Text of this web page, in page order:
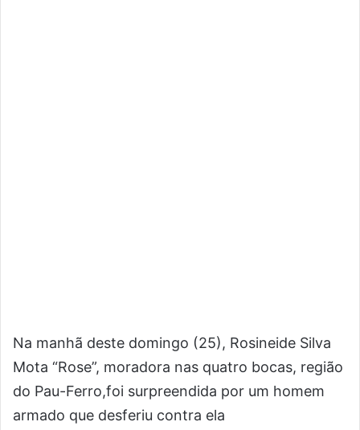
Na manhã deste domingo (25), Rosineide Silva
Mota “Rose”, moradora nas quatro bocas, região
do Pau-Ferro,foi surpreendida por um homem
armado que desferiu contra ela